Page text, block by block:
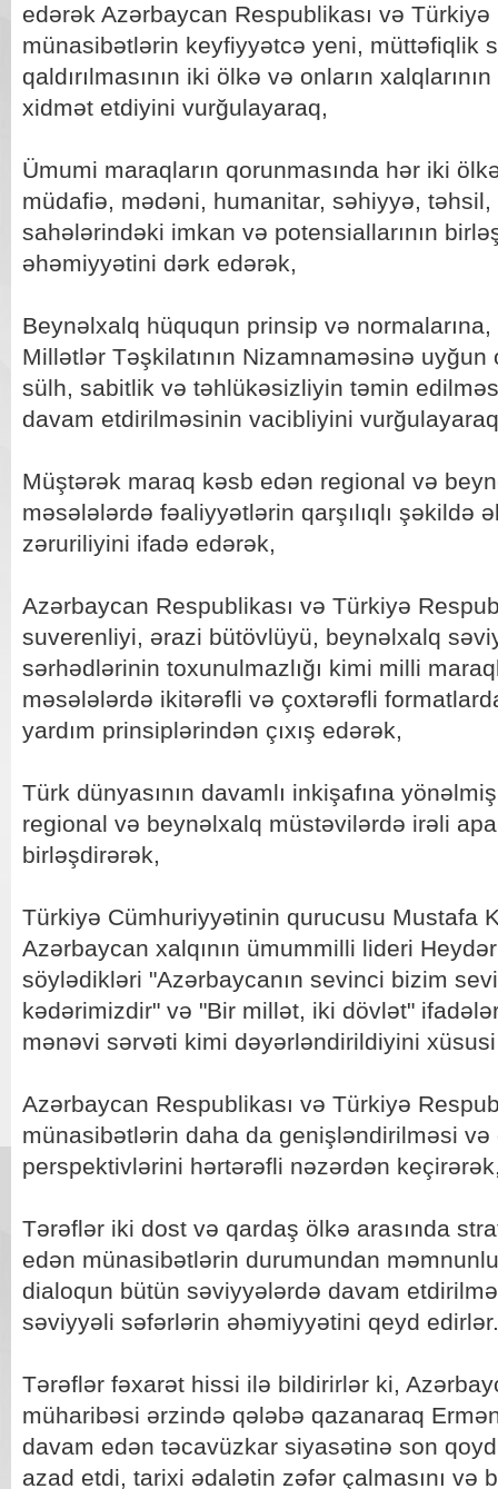
edərək Azərbaycan Respublikası və Türkiyə
münasibətlərin keyfiyyətcə yeni, müttəfiqlik
qaldırılmasının iki ölkə və onların
xidmət etdiyini vurğulayaraq,
Ümumi maraqların qorunmasında hər iki
müdafiə, mədəni, humanitar, səhiyyə,
sahələrindəki imkan və potensiallarının
əhəmiyyətini dərk edərək,
Beynəlxalq hüququn prinsip və
Millətlər Təşkilatının Nizamnaməsinə
sülh, sabitlik və təhlükəsizliyin təmin
davam etdirilməsinin vacibliyini
Müştərək maraq kəsb edən regional və
məsələlərdə fəaliyyətlərin qarşılıqlı şəkildə
zəruriliyini ifadə edərək,
Azərbaycan Respublikası və Türkiyə
suverenliyi, ərazi bütövlüyü, beynəlxalq
sərhədlərinin toxunulmazlığı kimi milli
məsələlərdə ikitərəfli və çoxtərəfli
yardım prinsiplərindən çıxış edərək,
Türk dünyasının davamlı inkişafına
regional və beynəlxalq müstəvilərdə irəli
birləşdirərək,
Türkiyə Cümhuriyyətinin qurucusu Mustafa
Azərbaycan xalqının ümummilli lideri
söylədikləri "Azərbaycanın sevinci bizim
kədərimizdir" və "Bir millət, iki dövlət"
mənəvi sərvəti kimi dəyərləndirildiyini
Azərbaycan Respublikası və Türkiyə
münasibətlərin daha da genişləndirilməsi
perspektivlərini hərtərəfli nəzərdən
Tərəflər iki dost və qardaş ölkə arasında
edən münasibətlərin durumundan
dialoqun bütün səviyyələrdə davam
səviyyəli səfərlərin əhəmiyyətini qeyd edirlər.
Tərəflər fəxarət hissi ilə bildirirlər ki,
müharibəsi ərzində qələbə qazanaraq
davam edən təcavüzkar siyasətinə son
azad etdi, tarixi ədalətin zəfər çalmasını və